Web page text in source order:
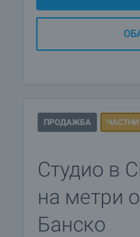
ПРОДАЖБА
Студио в
на метри
Банско